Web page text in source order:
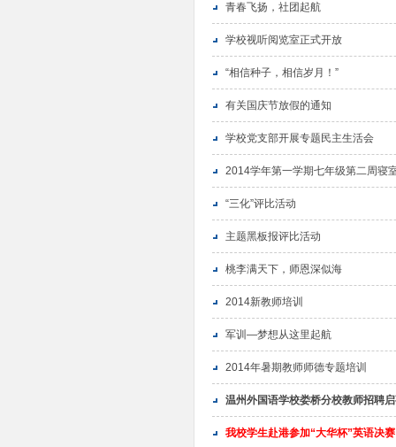
青春飞扬，社团起航
学校视听阅览室正式开放
“相信种子，相信岁月！”
有关国庆节放假的通知
学校党支部开展专题民主生活会
2014学年第一学期七年级第二周寝
“三化”评比活动
主题黑板报评比活动
桃李满天下，师恩深似海
2014新教师培训
军训—梦想从这里起航
2014年暑期教师师德专题培训
温州外国语学校娄桥分校教师招聘
我校学生赴港参加“大华杯”英语决赛